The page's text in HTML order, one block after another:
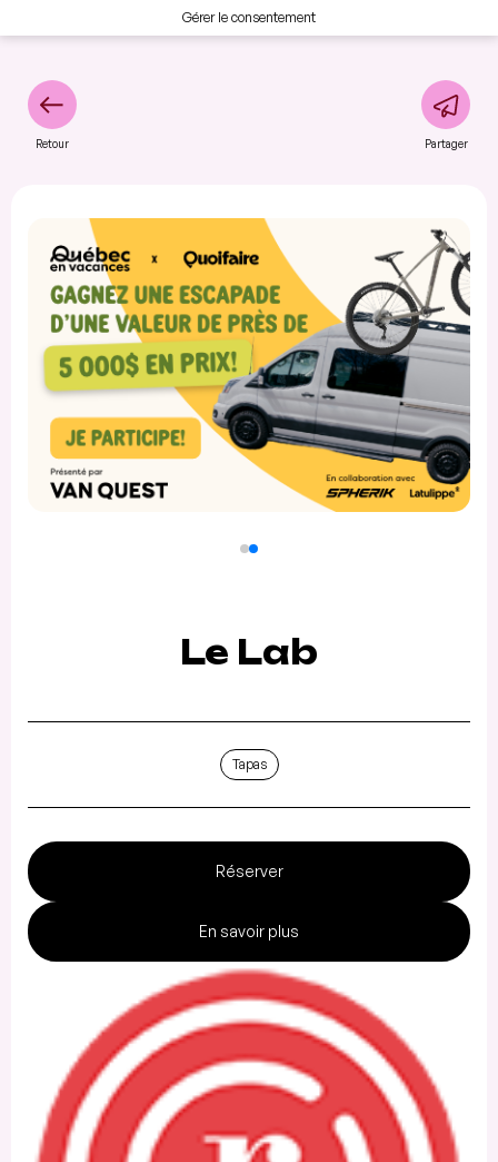
Gérer le consentement
Retour Partager
Le Lab
Tapas
Réserver
En savoir plus